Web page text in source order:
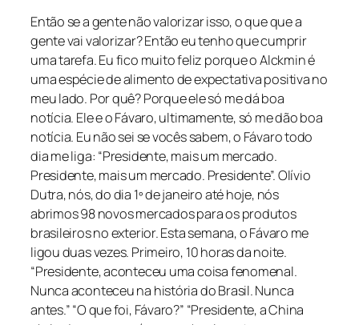
Então se a gente não valorizar isso, o que que a
gente vai valorizar? Então eu tenho que cumprir
uma tarefa. Eu fico muito feliz porque o Alckmin é
uma espécie de alimento de expectativa positiva no
meu lado. Por quê? Porque ele só me dá boa
notícia. Ele e o Fávaro, ultimamente, só me dão boa
notícia. Eu não sei se vocês sabem, o Fávaro todo
dia me liga: “Presidente, mais um mercado.
Presidente, mais um mercado. Presidente”. Olívio
Dutra, nós, do dia 1º de janeiro até hoje, nós
abrimos 98 novos mercados para os produtos
brasileiros no exterior. Esta semana, o Fávaro me
ligou duas vezes. Primeiro, 10 horas da noite.
“Presidente, aconteceu uma coisa fenomenal.
Nunca aconteceu na história do Brasil. Nunca
antes.” “O que foi, Fávaro?” “Presidente, a China